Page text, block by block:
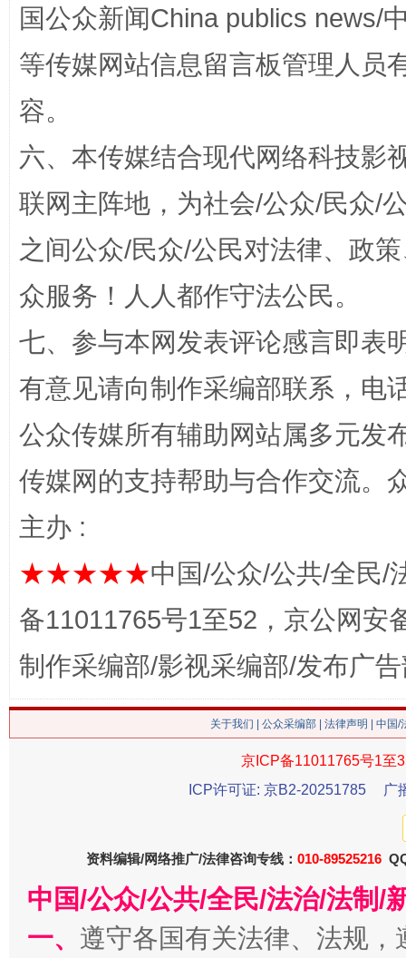
招工难、用工荒背后
谢
国公众新闻China publics news/
等传媒网站信息留言板管理人员
容。
六、本传媒结合现代网络科技影
联网主阵地，为社会/公众/民众/
之间公众/民众/公民对法律、政
众服务！人人都作守法公民。
七、参与本网发表评论感言即表
有意见请向制作采编部联系，电
公众传媒所有辅助网站属多元发
传媒网的支持帮助与合作交流。
主办 :
★★★★★中国/公众/公共/全民/
备11011765号1至52，京公网安
制作采编部/影视采编部/发布广
关于我们 公众采编部 法律声明 | 中国
京ICP备11011765号1至
ICP许可证: 京B2-20251785
广
资料编辑/网络推广/法律咨询专线： 010-89525216
中国/公众/公共/全民/法治/法制/
一、 遵守各国有关法律、法规